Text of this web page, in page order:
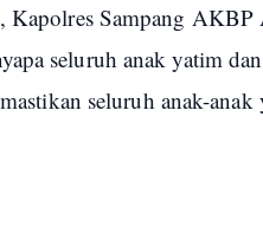
Sampang AKBP
seluruh anak yatim
seluruh anak-anak